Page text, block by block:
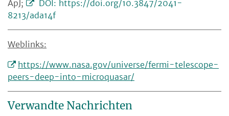
ApJ;
DOI: https://doi.org/10.3847/2041-
8213/ada14f
Weblinks:
https://www.nasa.gov/universe/fermi-telescope-
peers-deep-into-microquasar/
Verwandte Nachrichten